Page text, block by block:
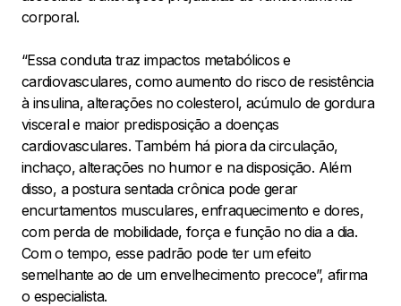
corporal.
“Essa conduta traz impactos metabólicos e
cardiovasculares, como aumento do risco de resistência
à insulina, alterações no colesterol, acúmulo de gordura
visceral e maior predisposição a doenças
cardiovasculares. Também há piora da circulação,
inchaço, alterações no humor e na disposição. Além
disso, a postura sentada crônica pode gerar
encurtamentos musculares, enfraquecimento e dores,
com perda de mobilidade, força e função no dia a dia.
Com o tempo, esse padrão pode ter um efeito
semelhante ao de um envelhecimento precoce”, afirma
o especialista.